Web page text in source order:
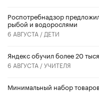
Роспотребнадзор
рыбой и водорослями
6 АВГУСТА / ДЕТИ
​Яндекс обучил более 20
6 АВГУСТА /УЧИТЕЛЯ
Минимальный набор